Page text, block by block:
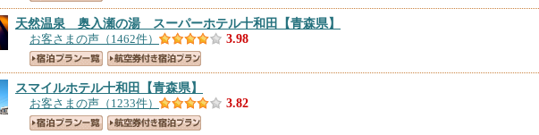
天然温泉 奥入瀬の湯 スーパーホテル十和田 【青森県】
お客さまの声（1462件） 3.98
スマイルホテル十和田 【青森県】
お客さまの声（1233件） 3.82